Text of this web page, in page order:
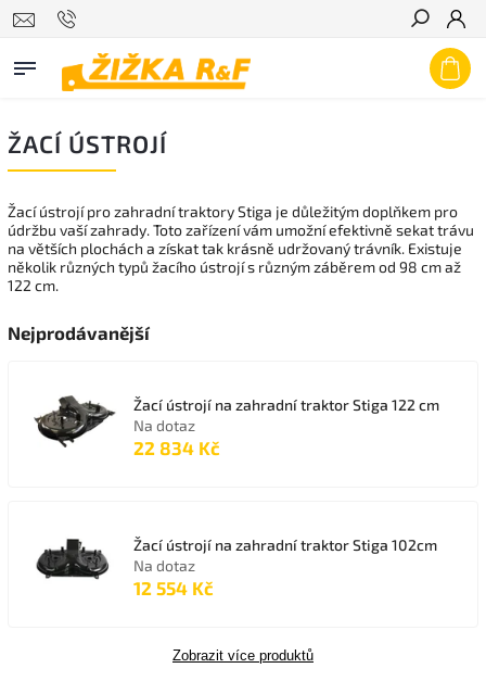
Hledat
ŽACÍ ÚSTROJÍ
Žací ústrojí pro zahradní traktory Stiga je důležitým doplňkem pro
údržbu vaší zahrady. Toto zařízení vám umožní efektivně sekat trávu
na větších plochách a získat tak krásně udržovaný trávník. Existuje
několik různých typů žacího ústrojí s různým záběrem od 98 cm až
122 cm.
Nejprodávanější
Žací ústrojí na zahradní traktor Stiga 122 cm
Na dotaz
22 834 Kč
Žací ústrojí na zahradní traktor Stiga 102cm
Na dotaz
12 554 Kč
Zobrazit více produktů